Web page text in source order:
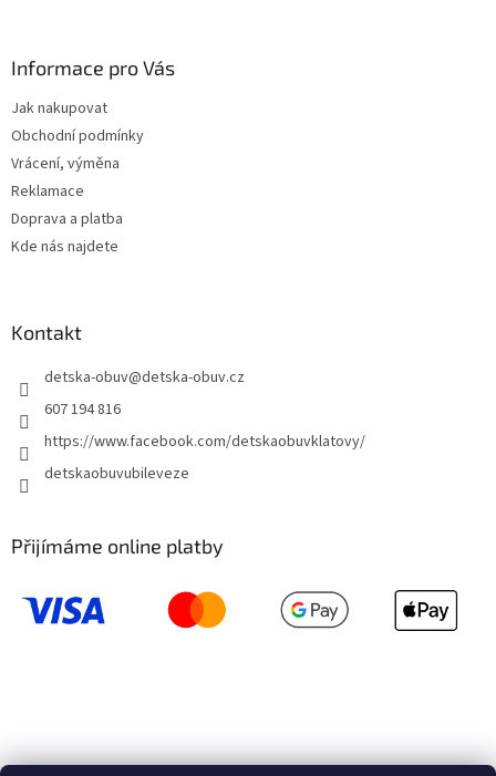
Informace pro Vás
Jak nakupovat
Obchodní podmínky
Vrácení, výměna
Reklamace
Doprava a platba
Kde nás najdete
Kontakt
detska-obuv@detska-obuv.cz
607 194 816
https://www.facebook.com/detskaobuvklatovy/
detskaobuvubileveze
Přijímáme online platby